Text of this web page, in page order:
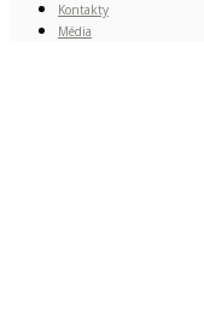
Kontakty
Média